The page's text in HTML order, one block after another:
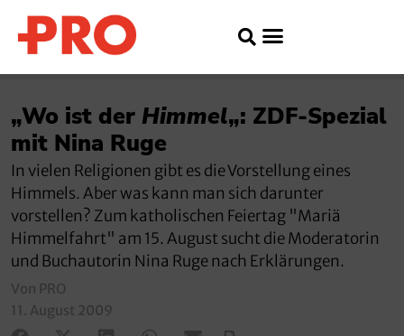
„Wo ist der Himmel„: ZDF-Spezial
mit Nina Ruge
In vielen Religionen gibt es die Vorstellung eines
Himmels. Aber was kann man sich darunter
vorstellen? Zum katholischen Feiertag "Mariä
Himmelfahrt" am 15. August sucht die Moderatorin
und Buchautorin Nina Ruge nach Erklärungen.
Von PRO
11. August 2009